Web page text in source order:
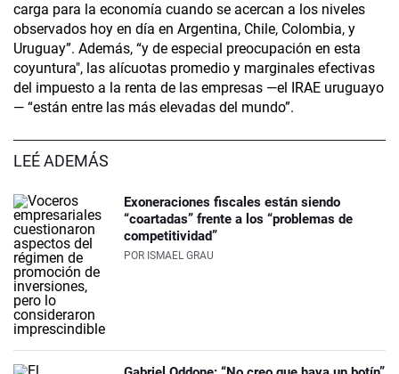
carga para la economía cuando se acercan a los niveles
observados hoy en día en Argentina, Chile, Colombia, y
Uruguay”. Además, “y de especial preocupación en esta
coyuntura", las alícuotas promedio y marginales efectivas
del impuesto a la renta de las empresas —el IRAE uruguayo
— “están entre las más elevadas del mundo”.
LEÉ ADEMÁS
Exoneraciones fiscales están siendo
“coartadas” frente a los “problemas de
competitividad”
POR ISMAEL GRAU